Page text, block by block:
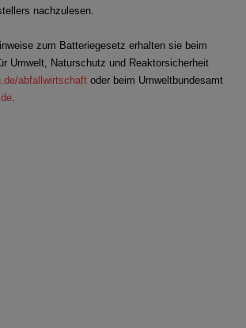
nachzulesen.
zum Batteriegesetz erhalten sie beim
Umwelt, Naturschutz und Reaktorsicherheit
abfallwirtschaft oder beim Umweltbundesamt
.